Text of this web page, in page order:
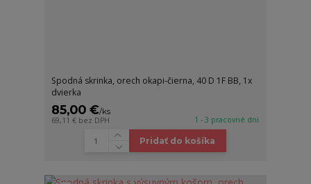
Spodná skrinka, orech okapi-čierna, 40 D 1F BB, 1x
dvierka
85,00 €/ks
69,11 € bez DPH 1 - 3 pracovné dni
Pridať do košíka